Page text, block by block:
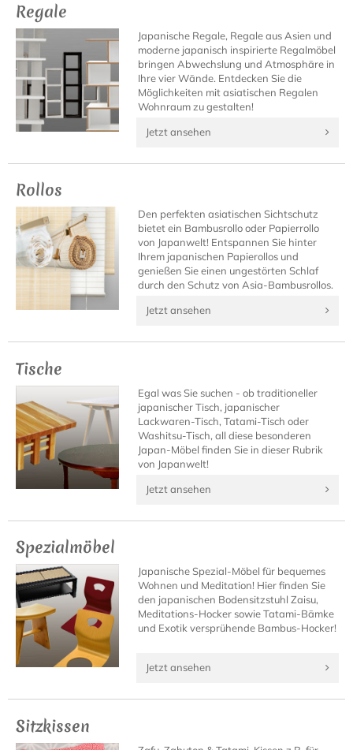
Regale
Japanische Regale, Regale aus Asien und
moderne japanisch inspirierte Regalmöbel
bringen Abwechslung und Atmosphäre in
Ihre vier Wände. Entdecken Sie die
Möglichkeiten mit asiatischen Regalen
Wohnraum zu gestalten!
Jetzt ansehen
Rollos
Den perfekten asiatischen Sichtschutz
bietet ein Bambusrollo oder Papierrollo
von Japanwelt! Entspannen Sie hinter
Ihrem japanischen Papierollos und
genießen Sie einen ungestörten Schlaf
durch den Schutz von Asia-Bambusrollos.
Jetzt ansehen
Tische
Egal was Sie suchen - ob traditioneller
japanischer Tisch, japanischer
Lackwaren-Tisch, Tatami-Tisch oder
Washitsu-Tisch, all diese besonderen
Japan-Möbel finden Sie in dieser Rubrik
von Japanwelt!
Jetzt ansehen
Spezialmöbel
Japanische Spezial-Möbel für bequemes
Wohnen und Meditation! Hier finden Sie
den japanischen Bodensitzstuhl Zaisu,
Meditations-Hocker sowie Tatami-Bämke
und Exotik versprühende Bambus-Hocker!
Jetzt ansehen
Sitzkissen